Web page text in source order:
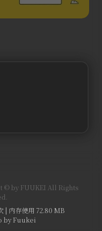
© by FUUKEI All Rights
| 内存使用 72.80 MB
by Fuukei